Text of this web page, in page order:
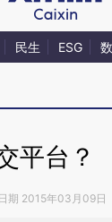
民生 ESG
平台？
期 2015年03月09日